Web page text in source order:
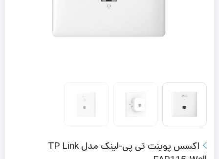
اکسس پوینت تی پی-لینک مدل TP Link